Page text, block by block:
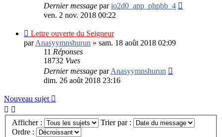
Dernier message pario2d0_app_phpbb_4
ven. 2 nov. 2018 00:22
Lettre ouverte du Seigneur
parAnasyymnshurun » sam. 18 août 2018 02:09
11 Réponses
18732 Vues
Dernier message parAnasyymnshurun
dim. 26 août 2018 23:16
Nouveau sujet
Afficher :
Trier par :
Ordre :